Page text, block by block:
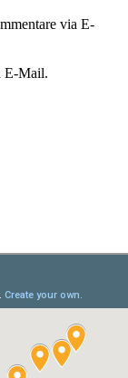
via E-
E-Mail.